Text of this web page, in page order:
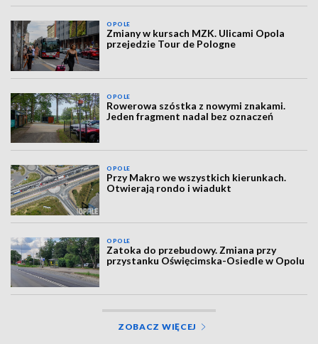
OPOLE
Zmiany w kursach MZK. Ulicami Opola
przejedzie Tour de Pologne
OPOLE
Rowerowa szóstka z nowymi znakami.
Jeden fragment nadal bez oznaczeń
OPOLE
Przy Makro we wszystkich kierunkach.
Otwierają rondo i wiadukt
OPOLE
Zatoka do przebudowy. Zmiana przy
przystanku Oświęcimska-Osiedle w Opolu
ZOBACZ WIĘCEJ